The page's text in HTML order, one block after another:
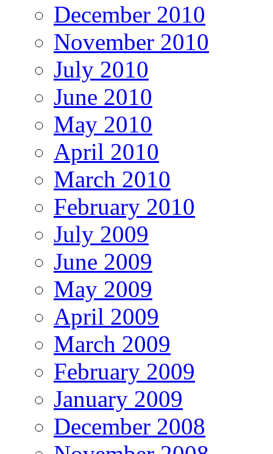
December 2010
November 2010
July 2010
June 2010
May 2010
April 2010
March 2010
February 2010
July 2009
June 2009
May 2009
April 2009
March 2009
February 2009
January 2009
December 2008